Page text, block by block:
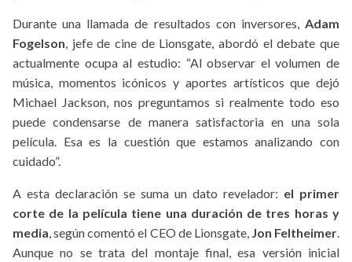
Durante una llamada de resultados con inversores, Adam
Fogelson, jefe de cine de Lionsgate, abordó el debate que
actualmente ocupa al estudio: “Al observar el volumen de
música, momentos icónicos y aportes artísticos que dejó
Michael Jackson, nos preguntamos si realmente todo eso
puede condensarse de manera satisfactoria en una sola
película. Esa es la cuestión que estamos analizando con
cuidado”.
A esta declaración se suma un dato revelador: el primer
corte de la película tiene una duración de tres horas y
media, según comentó el CEO de Lionsgate, Jon Feltheimer.
Aunque no se trata del montaje final, esa versión inicial